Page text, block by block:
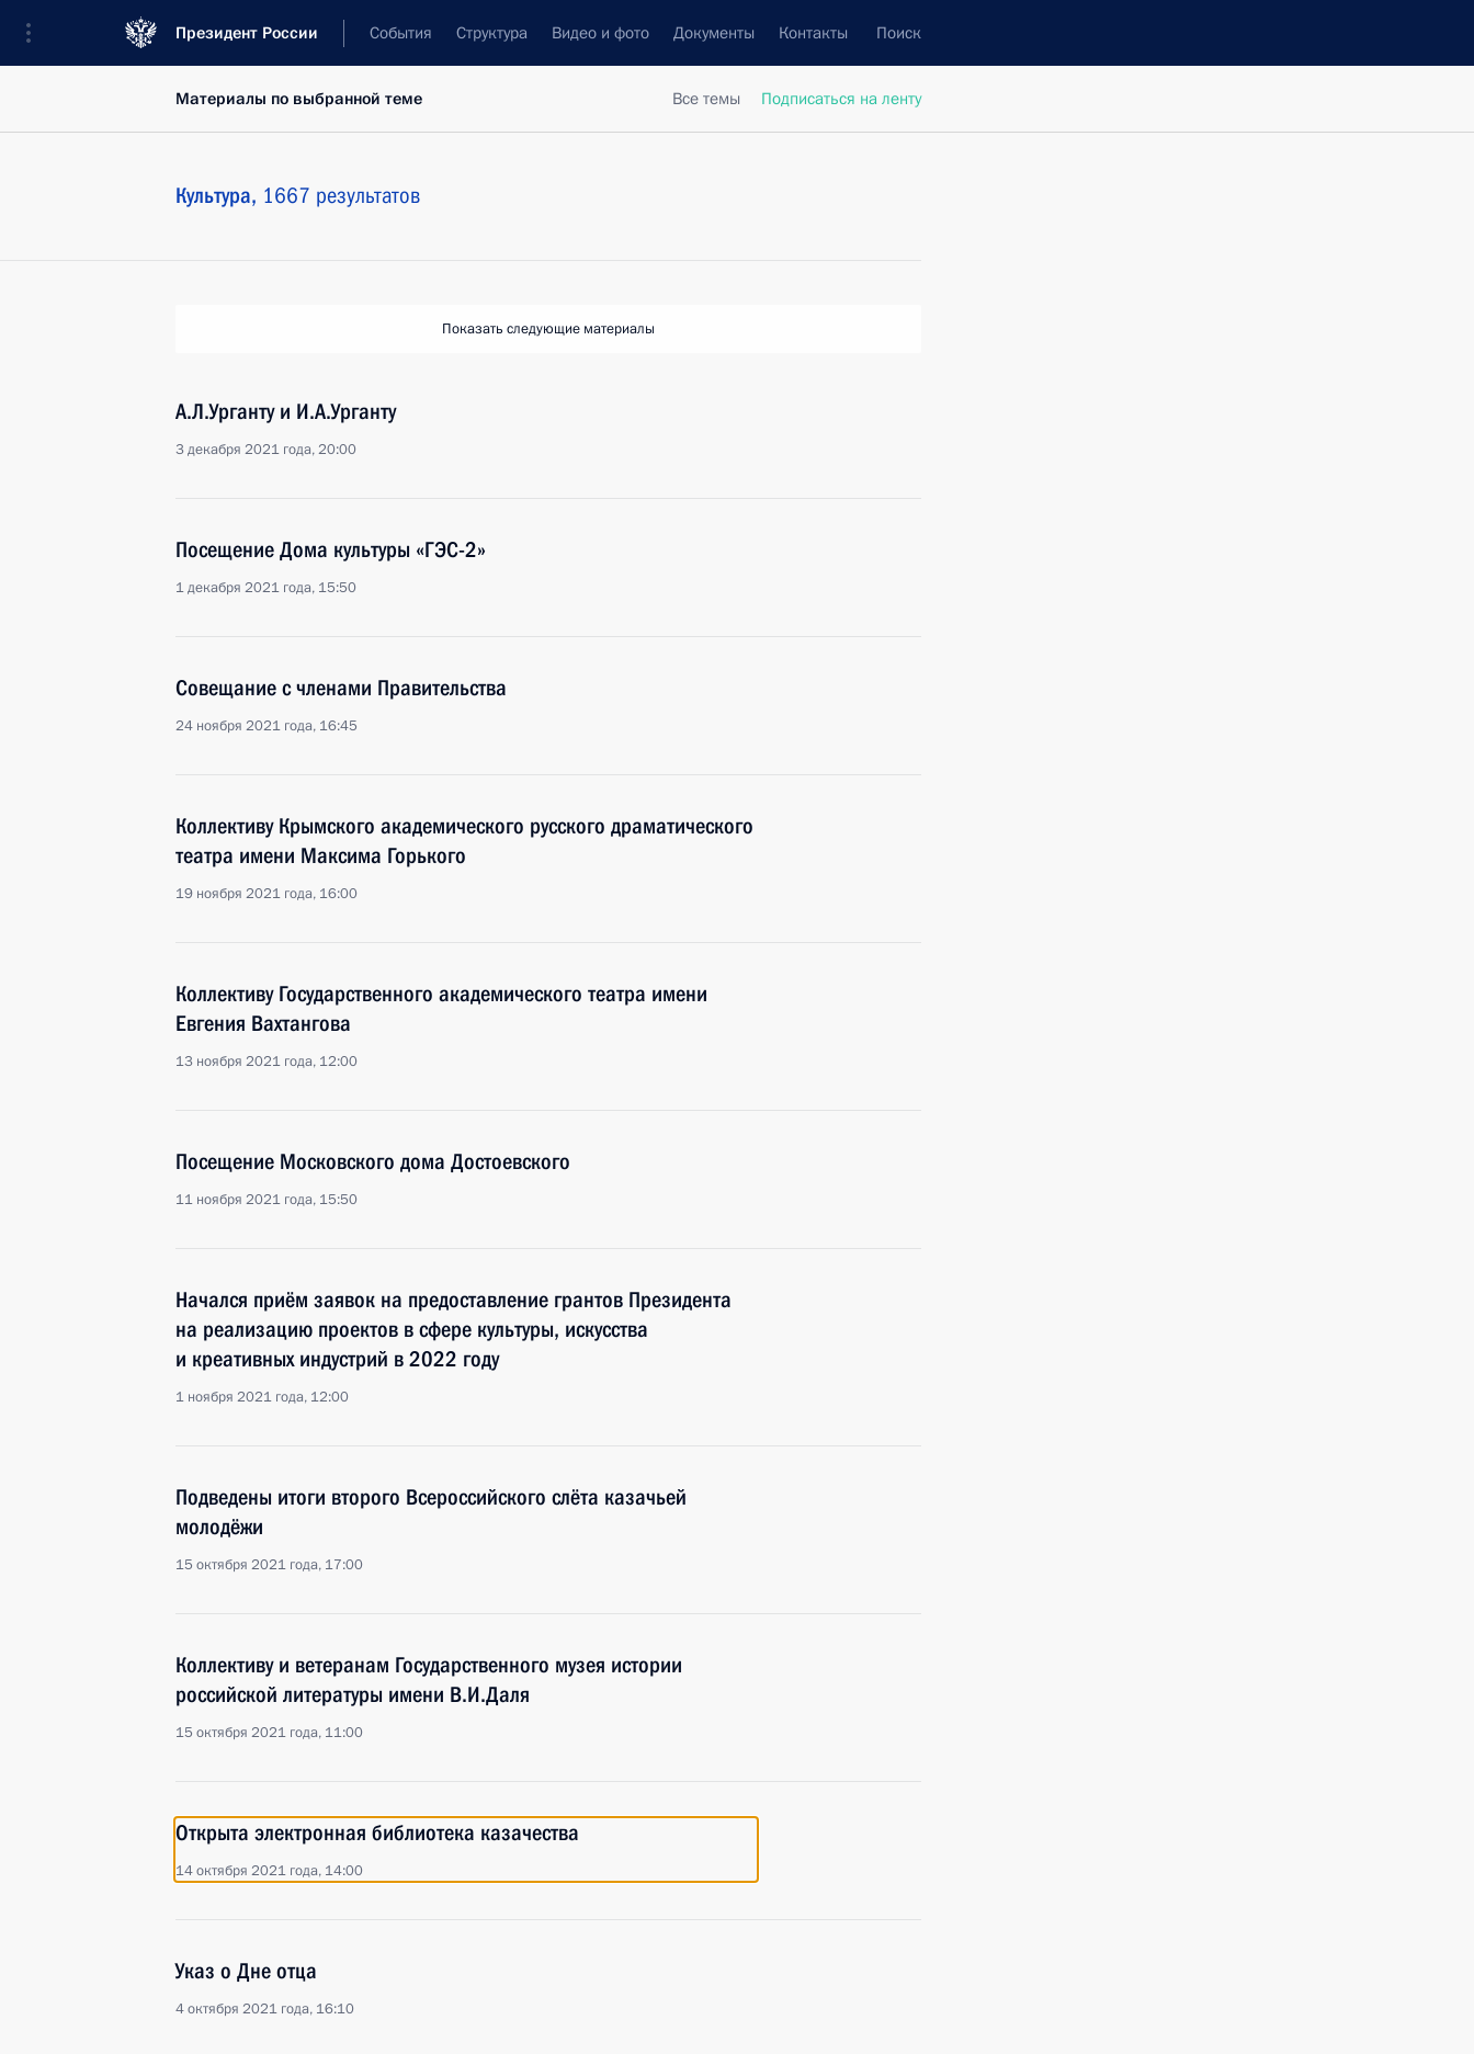
Президент России События Структура Видео и фото Документы Контакты Поиск
Все темы Подписаться на ленту
Материалы по выбранной теме
Культура, 1667 результатов
Показать следующие материалы
А.Л.Урганту и И.А.Урганту
3 декабря 2021 года, 20:00
Посещение Дома культуры «ГЭС-2»
1 декабря 2021 года, 15:50
Совещание с членами Правительства
24 ноября 2021 года, 16:45
Коллективу Крымского академического русского драматического
театра имени Максима Горького
19 ноября 2021 года, 16:00
Коллективу Государственного академического театра имени
Евгения Вахтангова
13 ноября 2021 года, 12:00
Посещение Московского дома Достоевского
11 ноября 2021 года, 15:50
Начался приём заявок на предоставление грантов Президента
на реализацию проектов в сфере культуры, искусства
и креативных индустрий в 2022 году
1 ноября 2021 года, 12:00
Подведены итоги второго Всероссийского слёта казачьей
молодёжи
15 октября 2021 года, 17:00
Коллективу и ветеранам Государственного музея истории
российской литературы имени В.И.Даля
15 октября 2021 года, 11:00
Открыта электронная библиотека казачества
14 октября 2021 года, 14:00
Указ о Дне отца
4 октября 2021 года, 16:10